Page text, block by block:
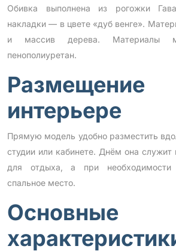
Обивка выполнена из рогожки
накладки — в цвете «дуб венге».
и массив дерева. Материалы
пенополиуретан.
интерьере
Прямую модель удобно разместить
студии или кабинете. Днём она
для отдыха, а при необходимости
спальное место.
Основные